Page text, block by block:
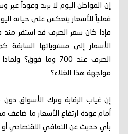
إن المواطن اليوم لا يريد وعوداً عبر
فعلياً للأسعار ينعكس على حياته
الأسعار إلى مستوياتها
الصرف عند 700 وما
مواجهة هذا الغلاء؟
إن غياب الرقابة وترك الأسواق دون
أمام عودة ارتفاع الأسعار ما ضاعف
بأي حديث عن التعافي الاقتصادي أو